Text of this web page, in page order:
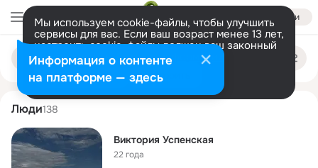
Войти
Мы используем cookie-файлы, чтобы улучшить
сервисы для вас. Если ваш возраст менее 13 лет,
настроить cookie-файлы должен ваш законный
представитель. Больше информации
Разрешить все Настроить
Поиск
людям
viktoriya uspenskaya
Люди138
Виктория Успенская
22 года
Информация о контенте
на платформе — здесь